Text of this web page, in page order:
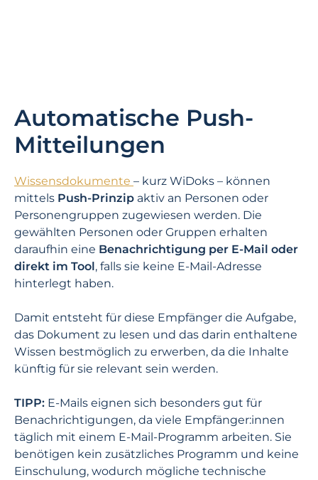
Automatische Push-
Mitteilungen
Wissensdokumente – kurz WiDoks – können
mittels Push-Prinzip aktiv an Personen oder
Personengruppen zugewiesen werden. Die
gewählten Personen oder Gruppen erhalten
daraufhin eine Benachrichtigung per E-Mail oder
direkt im Tool, falls sie keine E-Mail-Adresse
hinterlegt haben.
Damit entsteht für diese Empfänger die Aufgabe,
das Dokument zu lesen und das darin enthaltene
Wissen bestmöglich zu erwerben, da die Inhalte
künftig für sie relevant sein werden.
TIPP: E-Mails eignen sich besonders gut für
Benachrichtigungen, da viele Empfänger:innen
täglich mit einem E-Mail-Programm arbeiten. Sie
benötigen kein zusätzliches Programm und keine
Einschulung, wodurch mögliche technische